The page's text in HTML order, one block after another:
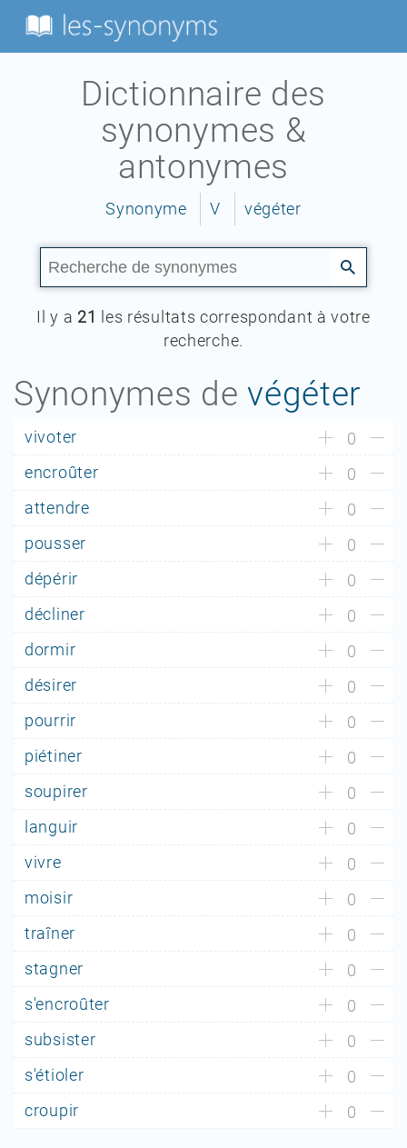
Dictionnaire des
synonymes &
antonymes
Synonyme V végéter
Il y a 21
les résultats correspondant à votre
recherche.
Synonymes devégéter
vivoter
0
encroûter
0
attendre
0
pousser
0
dépérir
0
décliner
0
dormir
0
désirer
0
pourrir
0
piétiner
0
soupirer
0
languir
0
vivre
0
moisir
0
traîner
0
stagner
0
s'encroûter
0
subsister
0
s'étioler
0
croupir
0